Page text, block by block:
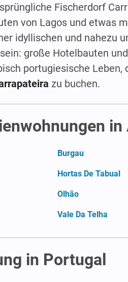
Fischerdorf
von Lagos und etwas
idyllischen und nahezu
große Hotelbauten
portugiesische
zu buchen.
in
Burgau
Hortas De Tabual
Olhão
Vale Da Telha
in Portugal